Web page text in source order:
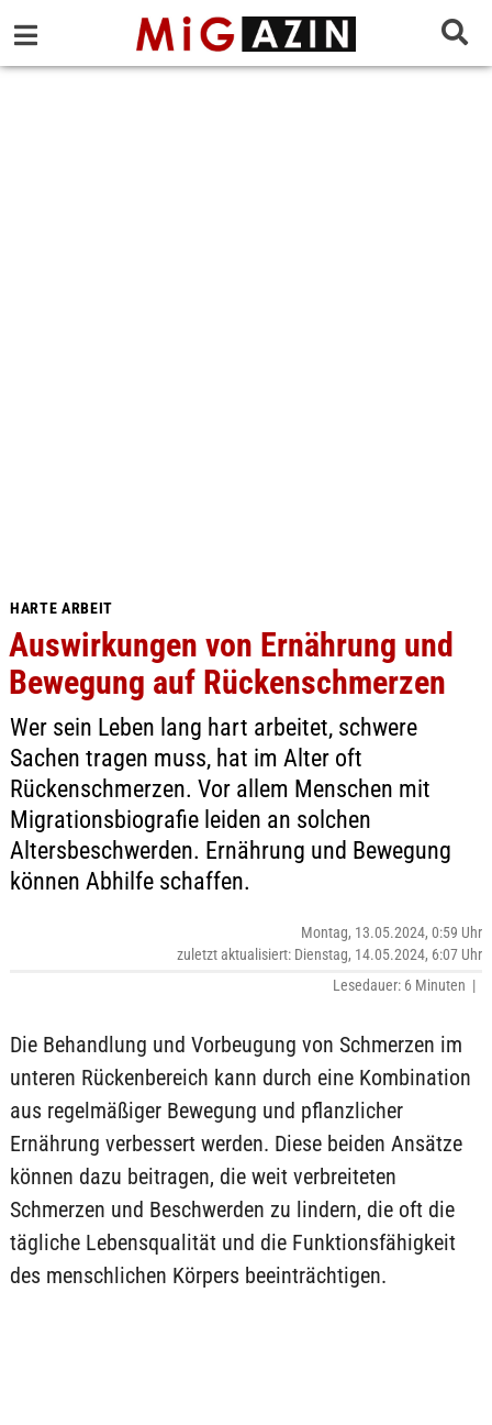
HARTE ARBEIT
Auswirkungen von Ernährung und
Bewegung auf Rückenschmerzen
Wer sein Leben lang hart arbeitet, schwere
Sachen tragen muss, hat im Alter oft
Rückenschmerzen. Vor allem Menschen mit
Migrationsbiografie leiden an solchen
Altersbeschwerden. Ernährung und Bewegung
können Abhilfe schaffen.
Montag, 13.05.2024, 0:59 Uhr
zuletzt aktualisiert: Dienstag, 14.05.2024, 6:07 Uhr
Lesedauer: 6 Minuten |
Die Behandlung und Vorbeugung von Schmerzen im
unteren Rückenbereich kann durch eine Kombination
aus regelmäßiger Bewegung und pflanzlicher
Ernährung verbessert werden. Diese beiden Ansätze
können dazu beitragen, die weit verbreiteten
Schmerzen und Beschwerden zu lindern, die oft die
tägliche Lebensqualität und die Funktionsfähigkeit
des menschlichen Körpers beeinträchtigen.